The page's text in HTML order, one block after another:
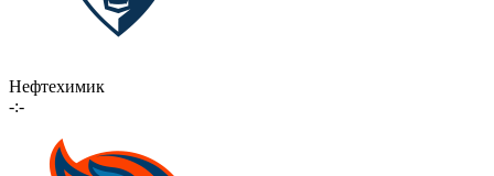
Нефтехимик
-:-